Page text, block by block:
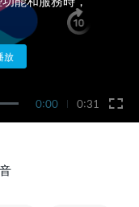
0:00 0:31
放